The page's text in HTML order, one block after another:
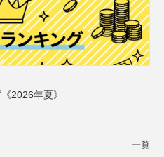
2026年夏》
一覧